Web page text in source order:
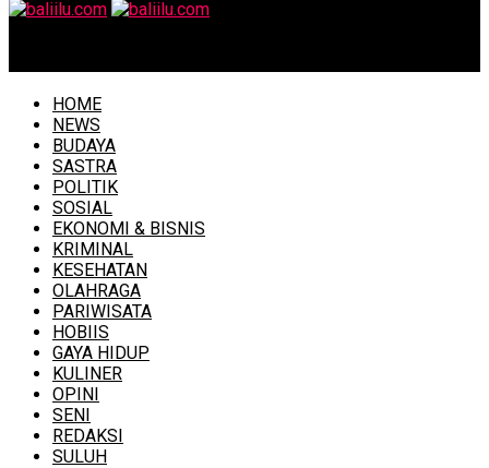
HOME
NEWS
BUDAYA
SASTRA
POLITIK
SOSIAL
EKONOMI & BISNIS
KRIMINAL
KESEHATAN
OLAHRAGA
PARIWISATA
HOBIIS
GAYA HIDUP
KULINER
OPINI
SENI
REDAKSI
SULUH